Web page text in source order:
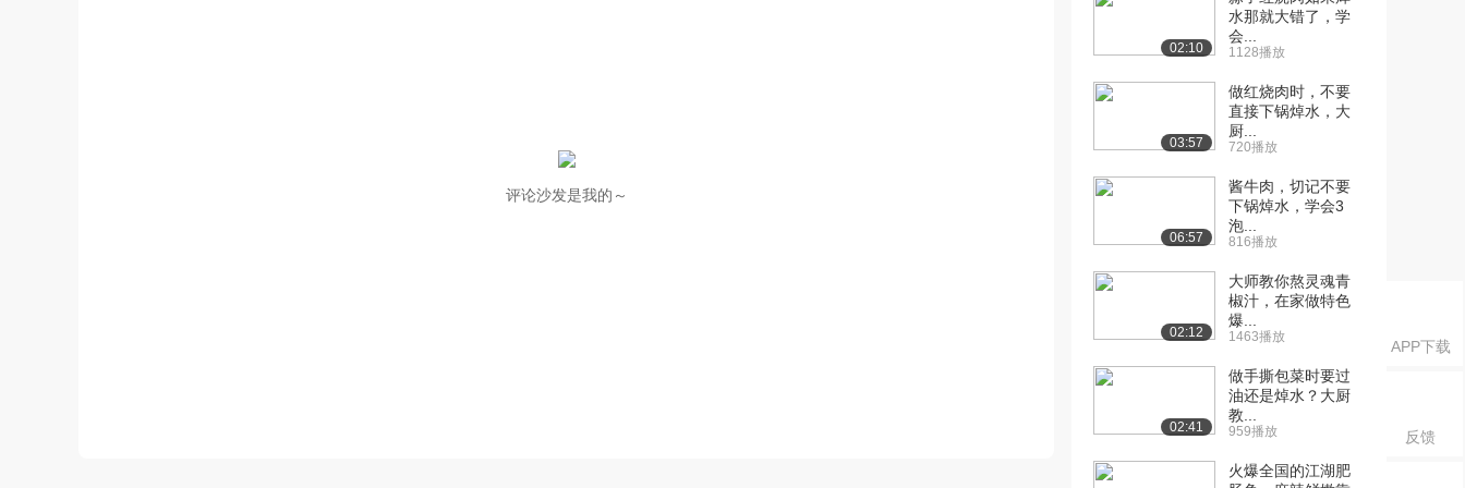
APP下载
反馈
评论沙发是我的～
02:10
水那就大错了，学
会...
1128播放
03:57
做红烧肉时，不要
直接下锅焯水，大
厨...
720播放
06:57
酱牛肉，切记不要
下锅焯水，学会3
泡...
816播放
02:12
大师教你熬灵魂青
椒汁，在家做特色
爆...
1463播放
02:41
做手撕包菜时要过
油还是焯水？大厨
教...
959播放
火爆全国的江湖肥